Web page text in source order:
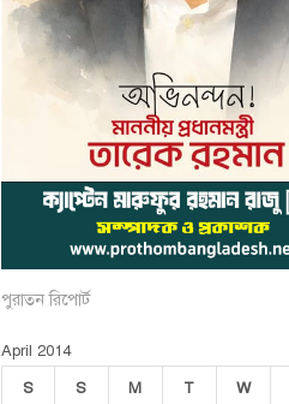
পুরাতন রিপোর্ট
April 2014
S
S M T W